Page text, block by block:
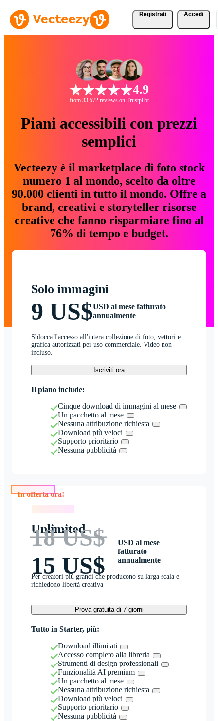
Registrati Accedi
4.9
from 33.572 reviews on Trustpilot
Piani accessibili con prezzi
semplici
Vecteezy è il marketplace di foto stock
numero 1 al mondo, scelto da oltre
90.000 clienti in tutto il mondo. Offre a
brand, creativi e storyteller risorse
creative che fanno risparmiare fino al
76% di tempo e budget.
Solo immagini
9 US$USD al mese fatturato
annualmente
Sblocca l'accesso all'intera collezione di foto, vettori e
grafica autorizzati per uso commerciale. Video non
incluso.
Iscriviti ora
Il piano include:
Cinque download di immagini al mese
Un pacchetto al mese
Nessuna attribuzione richiesta
Download più veloci
Supporto prioritario
Nessuna pubblicità
Unlimited
18 US$
15 US$
USD al mese
fatturato
annualmente
Per creatori più grandi che producono su larga scala e
richiedono libertà creativa
Prova gratuita di 7 giorni
Tutto in Starter, più:
Download illimitati
Accesso completo alla libreria
Strumenti di design professionali
Funzionalità AI premium
Un pacchetto al mese
Nessuna attribuzione richiesta
Download più veloci
Supporto prioritario
Nessuna pubblicità